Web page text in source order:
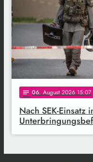
notes 06. August 2026 15:07
Nach SEK-Einsatz